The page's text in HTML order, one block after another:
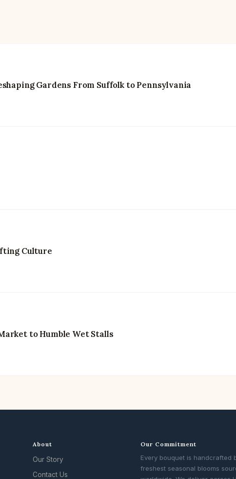
Gardens From Suffolk to Pennsylvania
Culture
to Humble Wet Stalls
About
Our Story
Contact Us
Our Commitment
Every bouquet is handcrafted
freshest seasonal blooms